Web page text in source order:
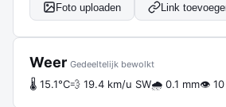
Foto uploaden Link
Weer Gedeeltelijk bewolkt
🌡 15.1°C💨 19.4 km/u SW🌧 0.1 mm👁 10